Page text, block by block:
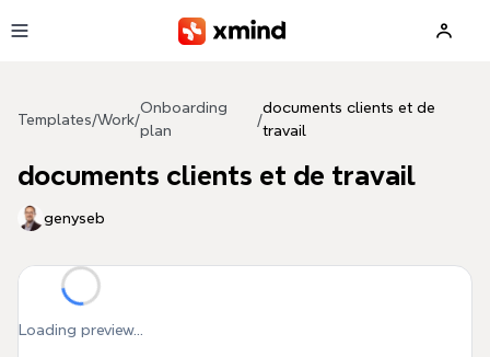
Templates/Work/
Onboarding
plan
/
documents clients et de
travail
documents clients et de travail
genyseb
Loading preview...